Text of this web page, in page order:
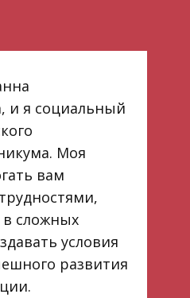
и я социальный
Моя
вам
сложных
условия
развития